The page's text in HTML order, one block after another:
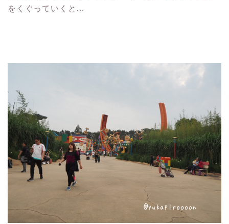
をくぐっていくと…